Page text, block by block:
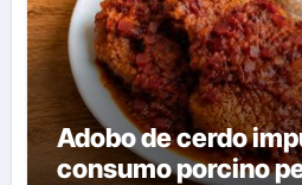
Adobo de cerdo
consumo porcino